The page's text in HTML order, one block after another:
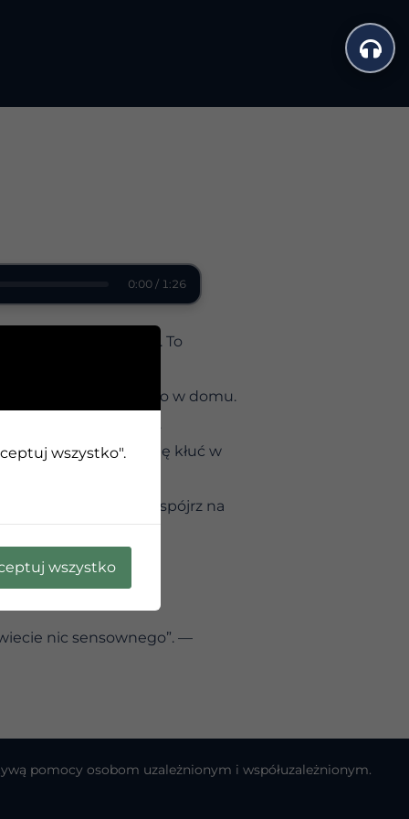
0:00 / 1:26
możesz to zrobić. To
trenujemy go w domu.
mam”. To pułapka.
przestaną Cię kłuć w
się z marazmu i spójrz na
nic sensownego”. —
pomocy osobom uzależnionym i współuzależnionym.
wszystko".
wszystko